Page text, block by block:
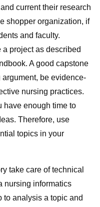
current their research
shopper organization, if
and faculty.
project as described
A good capstone
be evidence-
nursing practices.
have enough time to
Therefore, use
topics in your
take care of technical
nursing informatics
to analysis a topic and